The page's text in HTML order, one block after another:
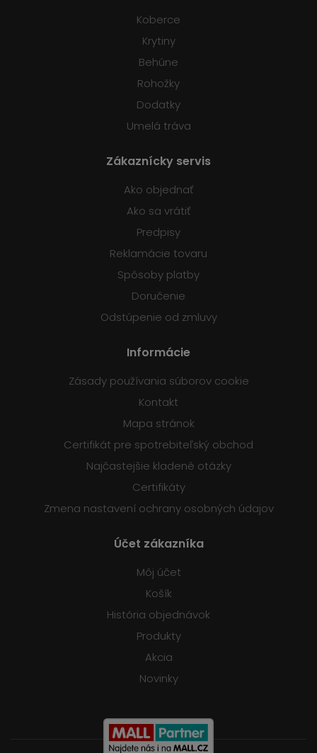
Koberce
Krytiny
Behúne
Rohožky
Dodatky
Umelá tráva
Zákaznícky servis
Ako objednať
Ako sa vrátiť
Predpisy
Reklamácie tovaru
Spôsoby platby
Doručenie
Odstúpenie od zmluvy
Informácie
Zásady používania súborov cookie
Kontakt
Mapa stránok
Certifikát pre spotrebiteľský obchod
Najčastejšie kladené otázky
Certifikáty
Zmena nastavení ochrany osobných údajov
Účet zákazníka
Môj účet
Košík
História objednávok
Produkty
Akcia
Novinky